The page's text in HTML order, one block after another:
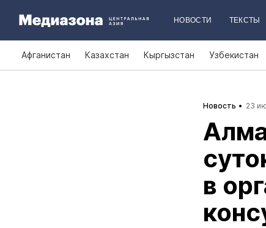
НОВОСТИ ТЕКСТЫ
Афганистан Казахстан Кыргызстан Узбекистан
Новость 23
в